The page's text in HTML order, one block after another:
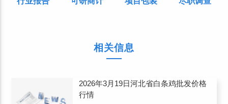
相关信息
2026年3月19日河北省白条鸡批发价格
行情